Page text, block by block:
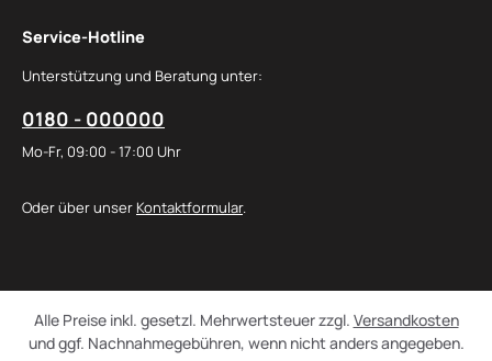
Service-Hotline
Unterstützung und Beratung unter:
0180 - 000000
Mo-Fr, 09:00 - 17:00 Uhr
Oder über unser Kontaktformular.
Alle Preise inkl. gesetzl. Mehrwertsteuer zzgl. Versandkosten
und ggf. Nachnahmegebühren, wenn nicht anders angegeben.